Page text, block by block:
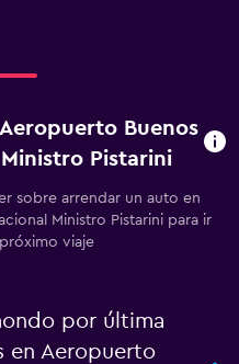
Buenos
Pistarini
sobre arrendar un auto en
Ministro Pistarini para ir
viaje
por última
en Aeropuerto